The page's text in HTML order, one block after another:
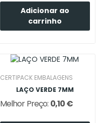
Adicionar ao
carrinho
CERTIPACK EMBALAGENS
LAÇO VERDE 7MM
Melhor Preço: 0,10 €